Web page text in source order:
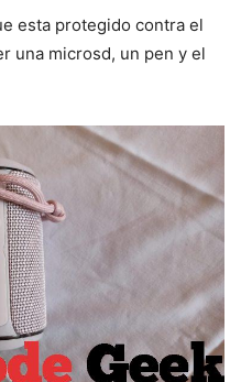
esta protegido contra el
una microsd, un pen y el